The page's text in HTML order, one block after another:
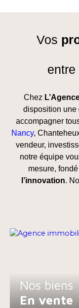
Vos
Chez
disposition une
accompagner
Nancy,
vendeur,
notre équipe
mesure,
l’innovation.
Nos biens
En vente